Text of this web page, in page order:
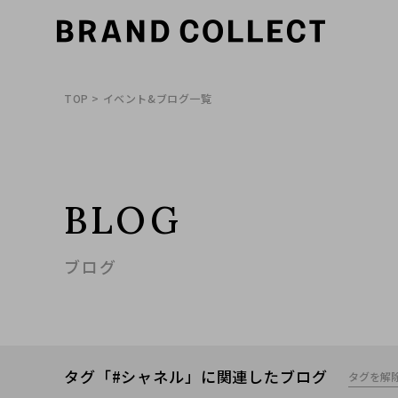
TOP > イベント&ブログ一覧
BLOG
ブログ
タグ「#シャネル」に関連したブログ タグを解